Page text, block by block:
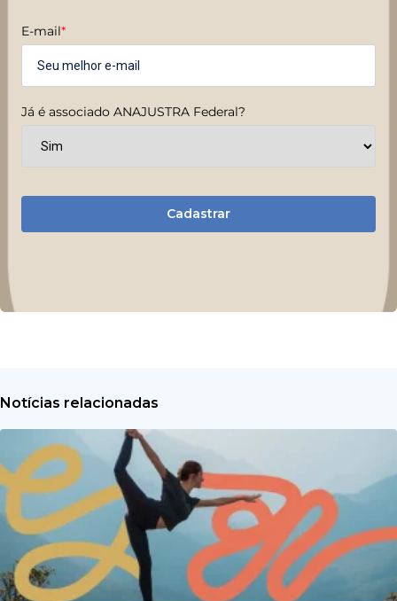
E-mail*
Já é associado ANAJUSTRA Federal?
Cadastrar
Notícias relacionadas